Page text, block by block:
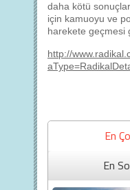
daha kötü
için kamuoyu ve
harekete geçmesi
http://
En
En